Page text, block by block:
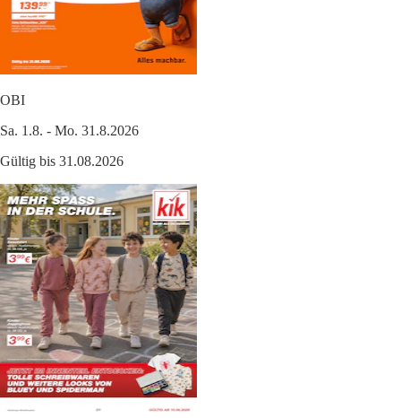
OBI
Sa. 1.8. - Mo. 31.8.2026
Gültig bis 31.08.2026